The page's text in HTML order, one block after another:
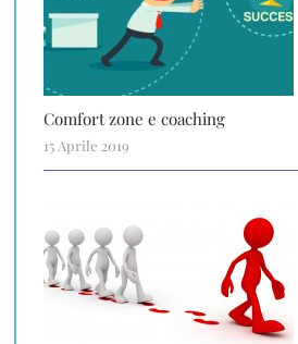
Comfort zone e coaching
15 Aprile 2019